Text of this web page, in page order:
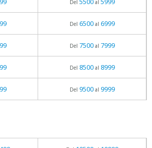
Del al
Del 6500al 6999
Del 7500al 7999
Del 8500al 8999
Del 9500al 9999